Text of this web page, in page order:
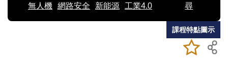
無人機 網路安全 新能源 工業4.0
尋
加入/移除
我喜愛的
儲存課程
課程特點圖示